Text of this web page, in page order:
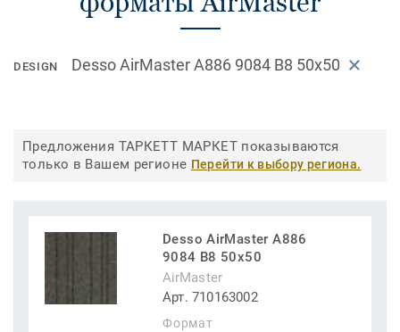
DESIGN Desso AirMaster A886 9084 B8 50x50
Предложения ТАРКЕТТ МАРКЕТ показываются
только в Вашем регионе Перейти к выбору региона.
Desso AirMaster A886
9084 B8 50x50
AirMaster
Арт. 710163002
Формат